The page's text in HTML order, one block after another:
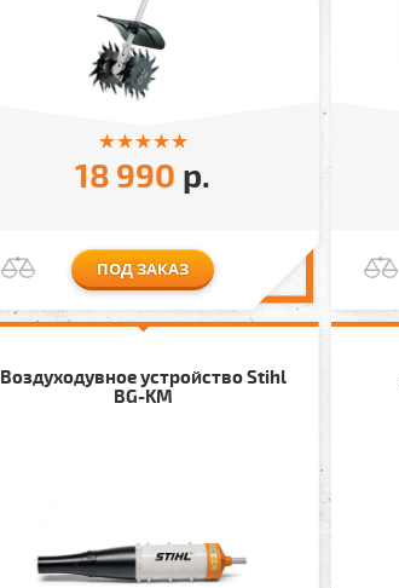
18 990 р.
ПОД ЗАКАЗ
Воздуходувное устройство Stihl
BG-KM